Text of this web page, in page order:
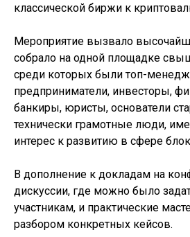
классической биржи к
Мероприятие вызвало
собрало на одной площадке
среди которых были топ-
предприниматели, инвесторы,
банкиры, юристы, основатели
технически грамотные люди,
интерес к развитию в сфере
В дополнение к докладам на
дискуссии, где можно было
участникам, и практические
разбором конкретных кейсов.